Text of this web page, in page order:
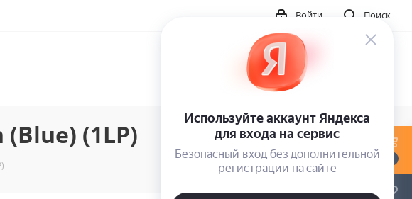
Поиск
Войти
(1LP)
0